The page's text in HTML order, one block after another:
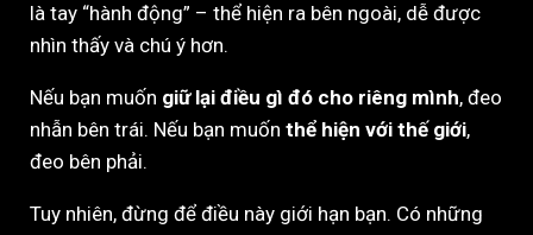
là tay “hành động” – thể hiện ra bên ngoài, dễ được
nhìn thấy và chú ý hơn.
Nếu bạn muốn giữ lại điều gì đó cho riêng mình, đeo
nhẫn bên trái. Nếu bạn muốn thể hiện với thế giới,
đeo bên phải.
Tuy nhiên, đừng để điều này giới hạn bạn. Có những